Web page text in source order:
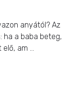
anyától? Az
ha a baba beteg,
am ...